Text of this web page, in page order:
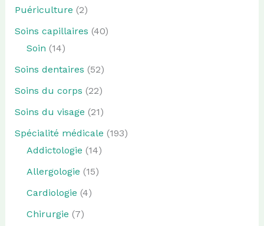
Puériculture (2)
Soins capillaires (40)
Soin (14)
Soins dentaires (52)
Soins du corps (22)
Soins du visage (21)
Spécialité médicale (193)
Addictologie (14)
Allergologie (15)
Cardiologie (4)
Chirurgie (7)